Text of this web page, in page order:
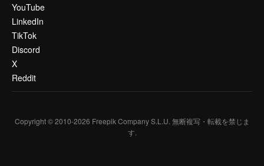
YouTube
LinkedIn
TikTok
Discord
X
Reddit
Copyright © 2010-2026 Freepik Company S.L.U. 無断複写・転載を禁じま
す.